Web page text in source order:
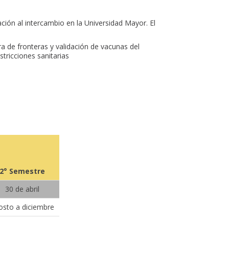
al intercambio en la Universidad Mayor. El
de fronteras y validación de vacunas del
sanitarias
2° Semestre
30 de abril
a diciembre